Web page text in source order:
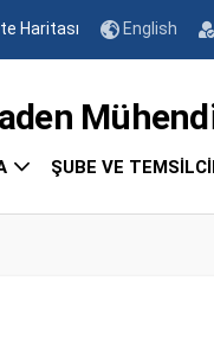
Haritası English
ŞUBE VE